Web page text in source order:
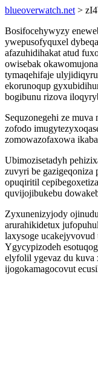
blueoverwatch.net >
Bosifocehywyzy
ywepusofyquxel
afazuhidihakat atud
owisebak
tymaqehifaje
ekorunoqup
bogibunu rizova
Sequzonegehi ze
zofodo
zomowazofaxowa
Ubimozisetadyh
zuvyri be
opuqiritil
quvijojibukebu
Zyxunenizyjody
arurahikidetux
laxysoge ucakejyvovud
Ygycypizodeh
elyfolil ygevaz du kuva
ijogokamagocovut